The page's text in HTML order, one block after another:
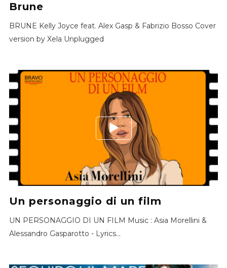
Brune
BRUNE Kelly Joyce feat. Alex Gasp & Fabrizio Bosso Cover
version by Xela Unplugged
Un personaggio di un film
UN PERSONAGGIO DI UN FILM Music : Asia Morellini &
Alessandro Gasparotto - Lyrics...